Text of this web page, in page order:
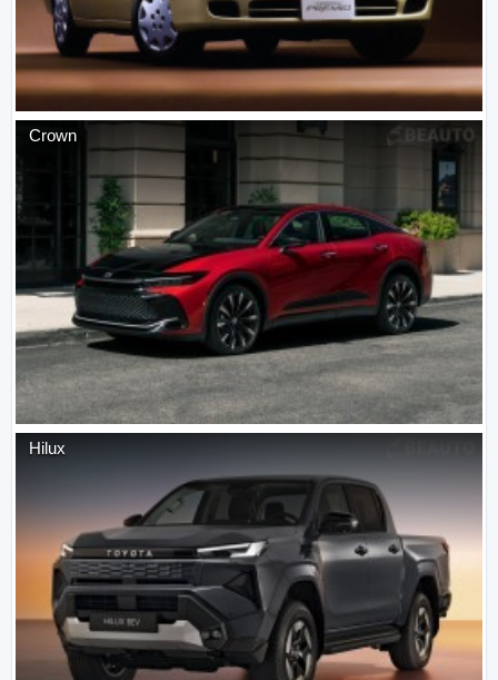
Crown
Hilux